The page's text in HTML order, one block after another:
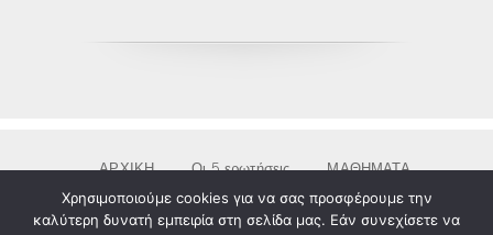
ΑΡΧΙΚΗ Οι 5 ερωτήσεις
ΜΑΘΗΜΑΤΑ
& ΕΡΓΑΣΤΗΡΙΑ
RETREAT
ΠΟΙΟΙ
ΕΠΙΚΟΙΝΩΝΙΑ
ΑΚΑΔΗΜΙΑ
Χρησιμοποιούμε cookies για να σας προσφέρουμε την
καλύτερη δυνατή εμπειρία στη σελίδα μας. Εάν συνεχίσετε να